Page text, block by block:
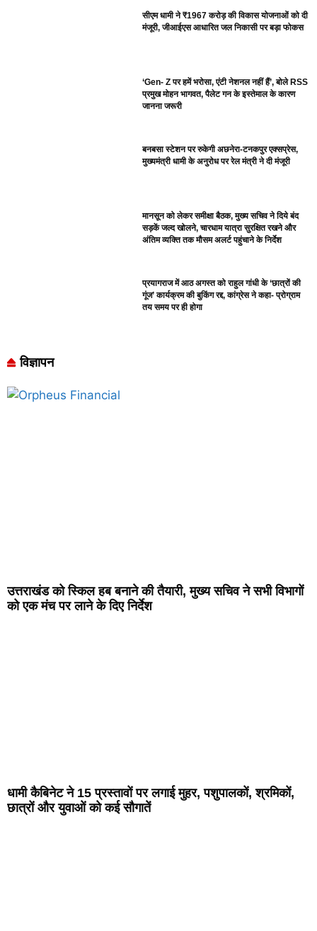
सीएम धामी ने ₹1967 करोड़ की विकास योजनाओं को दी
मंजूरी, जीआईएस आधारित जल निकासी पर बड़ा फोकस
‘Gen- Z पर हमें भरोसा, एंटी नेशनल नहीं हैं’, बोले RSS
प्रमुख मोहन भागवत, पैलेट गन के इस्तेमाल के कारण
जानना जरूरी
बनबसा स्टेशन पर रुकेगी अछनेरा-टनकपुर एक्सप्रेस,
मुख्यमंत्री धामी के अनुरोध पर रेल मंत्री ने दी मंजूरी
मानसून को लेकर समीक्षा बैठक, मुख्य सचिव ने दिये बंद
सड़कें जल्द खोलने, चारधाम यात्रा सुरक्षित रखने और
अंतिम व्यक्ति तक मौसम अलर्ट पहुंचाने के निर्देश
प्रयागराज में आठ अगस्त को राहुल गांधी के ‘छात्रों की
गूंज’ कार्यक्रम की बुकिंग रद्द, कांग्रेस ने कहा- प्रोग्राम
तय समय पर ही होगा
विज्ञापन
उत्तराखंड को स्किल हब बनाने की तैयारी, मुख्य सचिव ने सभी विभागों
को एक मंच पर लाने के दिए निर्देश
धामी कैबिनेट ने 15 प्रस्तावों पर लगाई मुहर, पशुपालकों, श्रमिकों,
छात्रों और युवाओं को कई सौगातें